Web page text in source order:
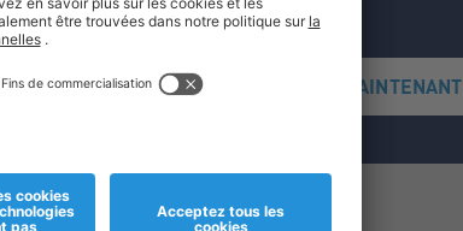
S'INSCRIRE MAINTENANT
Service